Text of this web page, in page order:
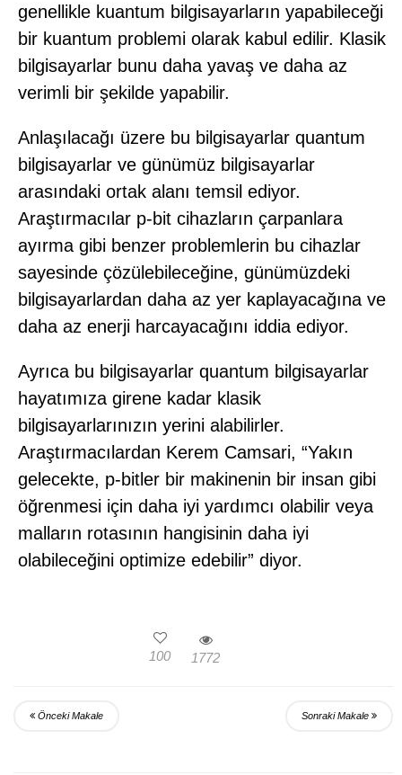
genellikle kuantum bilgisayarların yapabileceği
bir kuantum problemi olarak kabul edilir. Klasik
bilgisayarlar bunu daha yavaş ve daha az
verimli bir şekilde yapabilir.
Anlaşılacağı üzere bu bilgisayarlar quantum
bilgisayarlar ve günümüz bilgisayarlar
arasındaki ortak alanı temsil ediyor.
Araştırmacılar p-bit cihazların çarpanlara
ayırma gibi benzer problemlerin bu cihazlar
sayesinde çözülebileceğine, günümüzdeki
bilgisayarlardan daha az yer kaplayacağına ve
daha az enerji harcayacağını iddia ediyor.
Ayrıca bu bilgisayarlar quantum bilgisayarlar
hayatımıza girene kadar klasik
bilgisayarlarınızın yerini alabilirler.
Araştırmacılardan Kerem Camsari, “Yakın
gelecekte, p-bitler bir makinenin bir insan gibi
öğrenmesi için daha iyi yardımcı olabilir veya
malların rotasının hangisinin daha iyi
olabileceğini optimize edebilir” diyor.
100 1772
Önceki Makale Sonraki Makale